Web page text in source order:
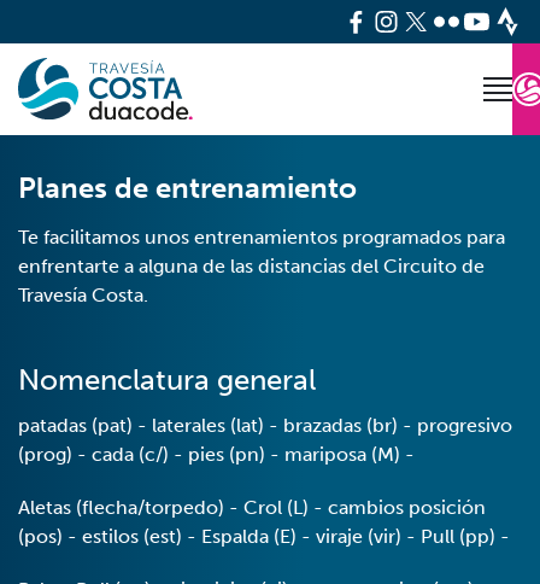
Planes de entrenamiento
Te facilitamos unos entrenamientos programados para
enfrentarte a alguna de las distancias del Circuito de
Travesía Costa.
Nomenclatura general
patadas (pat) - laterales (lat) - brazadas (br) - progresivo
(prog) - cada (c/) - pies (pn) - mariposa (M) -
Aletas (flecha/torpedo) - Crol (L) - cambios posición
(pos) - estilos (est) - Espalda (E) - viraje (vir) - Pull (pp) -